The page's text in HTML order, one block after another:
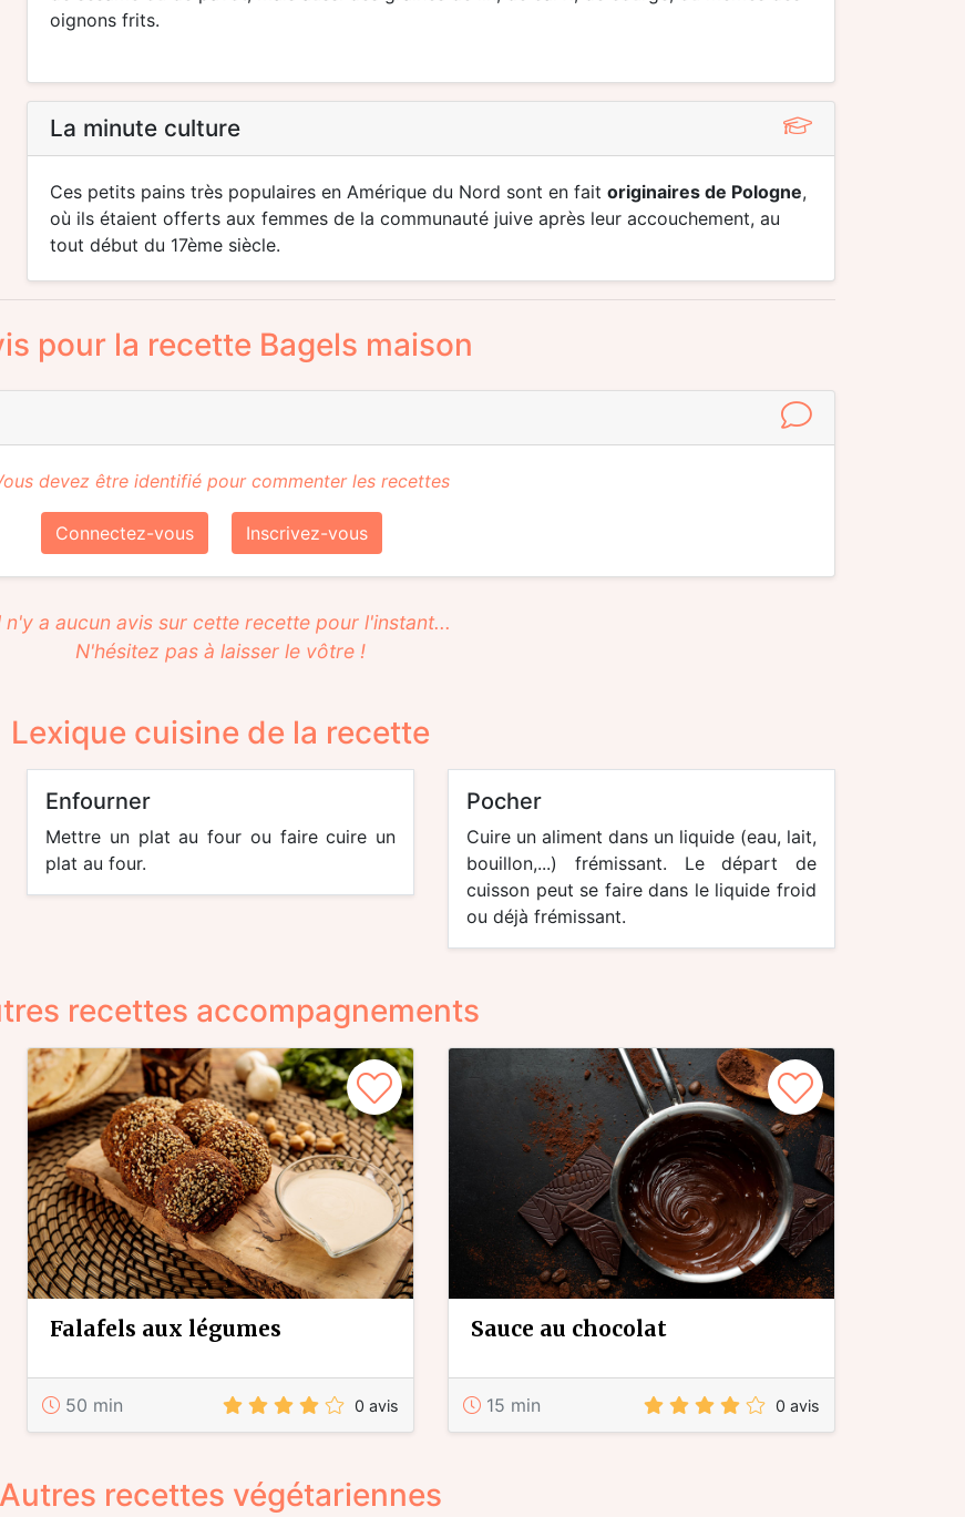
oignons frits.
La minute culture
Ces petits pains très populaires en Amérique du Nord sont en fait originaires de Pologne,
où ils étaient offerts aux femmes de la communauté juive après leur accouchement, au
tout début du 17ème siècle.
pour la recette Bagels maison
devez être identifié pour commenter les recettes
Connectez-vous Inscrivez-vous
n'y a aucun avis sur cette recette pour l'instant...
N'hésitez pas à laisser le vôtre !
Lexique cuisine de la recette
enfourner
Mettre un plat au four ou faire cuire un
plat au four.
pocher
Cuire un aliment dans un liquide (eau, lait,
bouillon,...) frémissant. Le départ de
cuisson peut se faire dans le liquide froid
ou déjà frémissant.
recettes accompagnements
falafels aux légumes
50 min 0 avis
sauce au chocolat
15 min 0 avis
Autres recettes végétariennes